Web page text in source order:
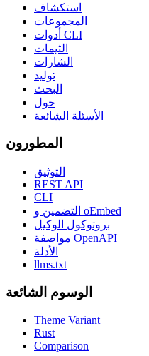
استكشاف
المجموعات
أدوات CLI
الثيمات
الشارات
توليد
البحث
حول
الأسئلة الشائعة
المطورون
التوثيق
REST API
CLI
التضمين و oEmbed
بروتوكول الوكيل
مواصفة OpenAPI
الأدلة
llms.txt
الوسوم الشائعة
Theme Variant
Rust
Comparison